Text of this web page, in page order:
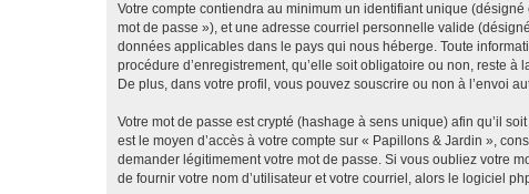
Votre compte contiendra au minimum un identifiant unique
mot de passe »), et une adresse courriel personnelle valide
données applicables dans le pays qui nous héberge. Toute
procédure d’enregistrement, qu’elle soit obligatoire ou non, reste
De plus, dans votre profil, vous pouvez souscrire ou non à l’envoi
Votre mot de passe est crypté (hashage à sens unique) afin qu’il
est le moyen d’accès à votre compte sur « Papillons & Jardin »,
demander légitimement votre mot de passe. Si vous oubliez votre
de fournir votre nom d’utilisateur et votre courriel, alors le logiciel